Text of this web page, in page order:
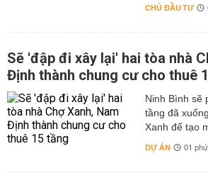
CHỦ ĐẦU TƯ
Sẽ 'đập đi xây lại' hai tòa nhà
Định thành chung cư cho thuê
Ninh Bình sẽ
tầng đã
Xanh để tạo
DỰ ÁN 01